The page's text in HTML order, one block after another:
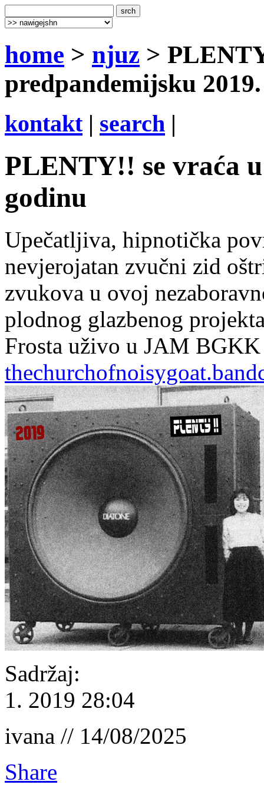
home > njuz >
predpandemijsku
kontakt| search |
PLENTY!! se vraća
godinu
Upečatljiva, hipnotička
nevjerojatan zvučni zid
zvukova u ovoj
plodnog glazbenog
Frosta uživo u JAM
Sadržaj:
1. 2019 28:04
ivana // 14/08/2025
Share